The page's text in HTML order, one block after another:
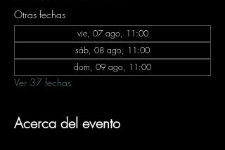
Otras fechas
vie, 07 ago, 11:00
sáb, 08 ago, 11:00
dom, 09 ago, 11:00
Ver 37 fechas
Acerca del evento